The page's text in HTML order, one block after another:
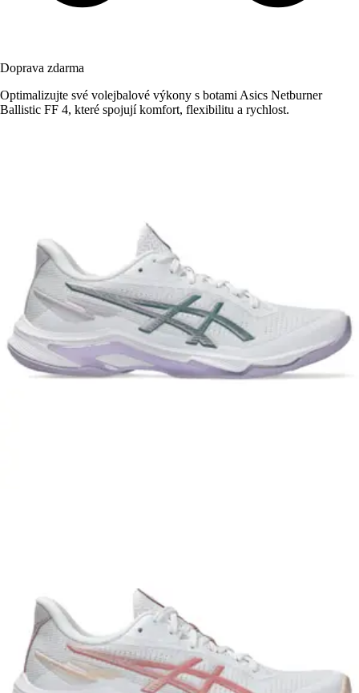
Doprava zdarma
Optimalizujte své volejbalové výkony s botami Asics Netburner
Ballistic FF 4, které spojují komfort, flexibilitu a rychlost.